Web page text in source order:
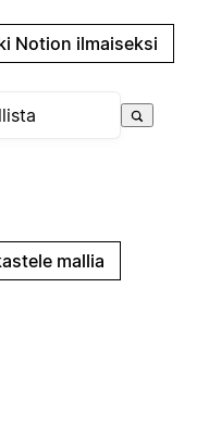
Notion ilmaiseksi
mallia